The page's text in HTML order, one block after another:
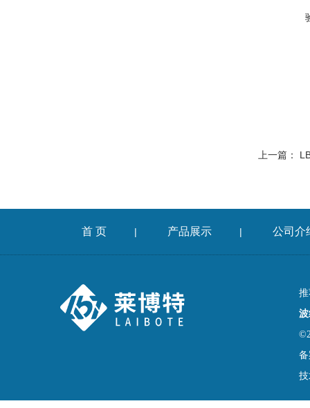
上一篇：
首 页 | 产品展示 | 公司介
备